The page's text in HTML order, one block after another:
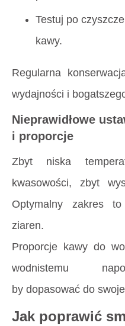
Testuj po
kawy.
Regularna
wydajności i
Nieprawidłowe
i proporcje
Zbyt niska
kwasowości, zbyt
Optymalny zakres
ziaren.
Proporcje kawy do
wodnistemu
by dopasować do
Jak poprawić